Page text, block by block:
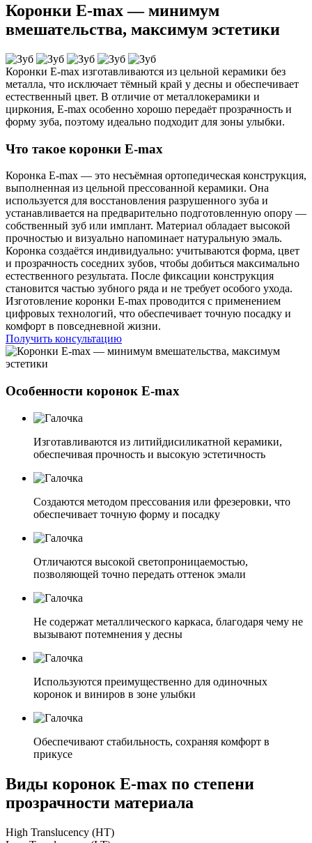
Коронки E-max — минимум
вмешательства, максимум эстетики
Коронки E-max изготавливаются из цельной керамики без
металла, что исключает тёмный край у десны и обеспечивает
естественный цвет. В отличие от металлокерамики и
циркония, E-max особенно хорошо передаёт прозрачность и
форму зуба, поэтому идеально подходит для зоны улыбки.
Что такое коронки E-max
Коронка E-max — это несъёмная ортопедическая конструкция,
выполненная из цельной прессованной керамики. Она
используется для восстановления разрушенного зуба и
устанавливается на предварительно подготовленную опору —
собственный зуб или имплант. Материал обладает высокой
прочностью и визуально напоминает натуральную эмаль.
Коронка создаётся индивидуально: учитываются форма, цвет
и прозрачность соседних зубов, чтобы добиться максимально
естественного результата. После фиксации конструкция
становится частью зубного ряда и не требует особого ухода.
Изготовление коронки E-max проводится с применением
цифровых технологий, что обеспечивает точную посадку и
комфорт в повседневной жизни.
Получить консультацию
Особенности коронок E-max
Изготавливаются из литийдисиликатной керамики,
обеспечивая прочность и высокую эстетичность
Создаются методом прессования или фрезеровки, что
обеспечивает точную форму и посадку
Отличаются высокой светопроницаемостью,
позволяющей точно передать оттенок эмали
Не содержат металлического каркаса, благодаря чему не
вызывают потемнения у десны
Используются преимущественно для одиночных
коронок и виниров в зоне улыбки
Обеспечивают стабильность, сохраняя комфорт в
прикусе
Виды коронок E-max по степени
прозрачности материала
High Translucency (HT)